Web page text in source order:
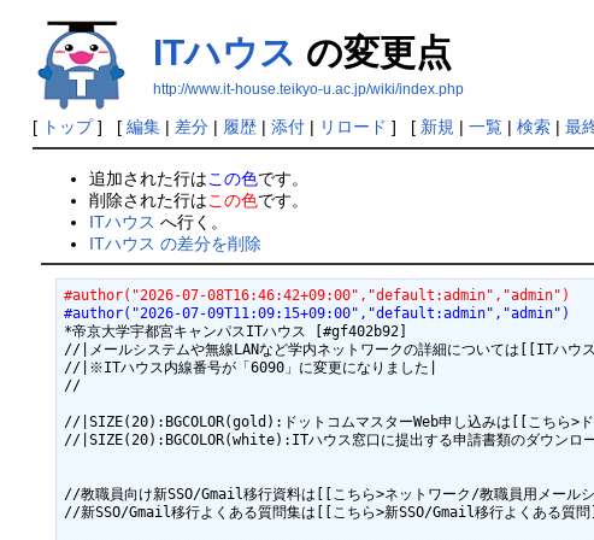
ITハウス の変更点
http://www.it-house.teikyo-u.ac.jp/wiki/index.php
[ トップ] [ 編集| 差分| 履歴| 添付| リロード ] [ 新規 | 一覧| 検索| 最
追加された行はこの色です。
削除された行はこの色です。
ITハウス へ行く。
ITハウス の差分を削除
#author("2026-07-08T16:46:42+09:00","default:admin","admin")
#author("2026-07-09T11:09:15+09:00","default:admin","admin")
*帝京大学宇都宮キャンパスITハウス [#gf402b92]
//|メールシステムや無線LANなど学内ネットワークの詳細については
//|※ITハウス内線番号が「6090」に変更になりました|
//
//|SIZE(20):BGCOLOR(gold):ドットコムマスターWeb申し込みは[[こちら>ド
//|SIZE(20):BGCOLOR(white):ITハウス窓口に提出する申請書類のダウンロ
//教職員向け新SSO/Gmail移行資料は[[こちら>ネットワーク/教職員用メール
//新SSO/Gmail移行よくある質問集は[[こちら>新SSO/Gmail移行よくある質問